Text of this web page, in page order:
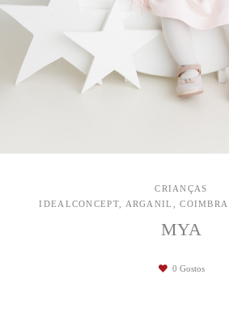
CRIANÇAS
IDEALCONCEPT, ARGANIL, COIMBRA
MYA
0 Gostos